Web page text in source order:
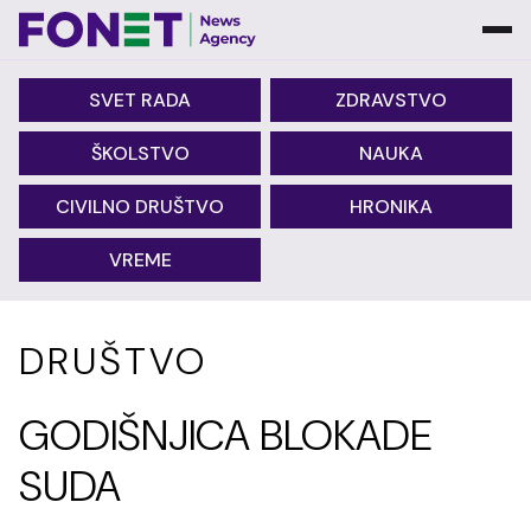
SVET RADA ZDRAVSTVO
ŠKOLSTVO NAUKA
CIVILNO DRUŠTVO HRONIKA
VREME
DRUŠTVO
GODIŠNJICA BLOKADE
SUDA